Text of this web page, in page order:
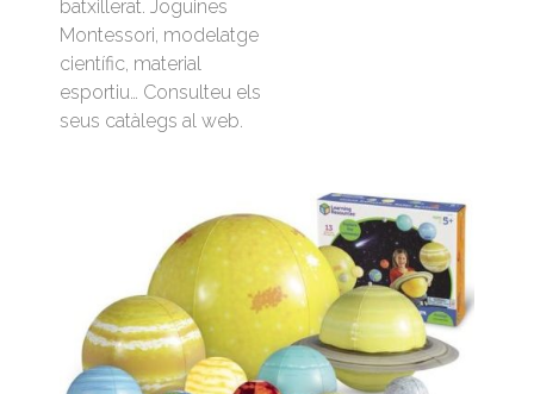
batxillerat. Joguines
Montessori, modelatge
científic, material
esportiu… Consulteu els
seus catàlegs al web.